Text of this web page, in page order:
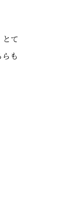
て
も